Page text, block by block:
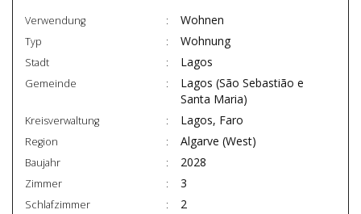
Verwendung Wohnen
Typ Wohnung
Stadt Lagos
Gemeinde
Lagos (São Sebastião e
Santa Maria)
Kreisverwaltung Lagos, Faro
Region Algarve (West)
Baujahr 2028
Zimmer 3
Schlafzimmer 2